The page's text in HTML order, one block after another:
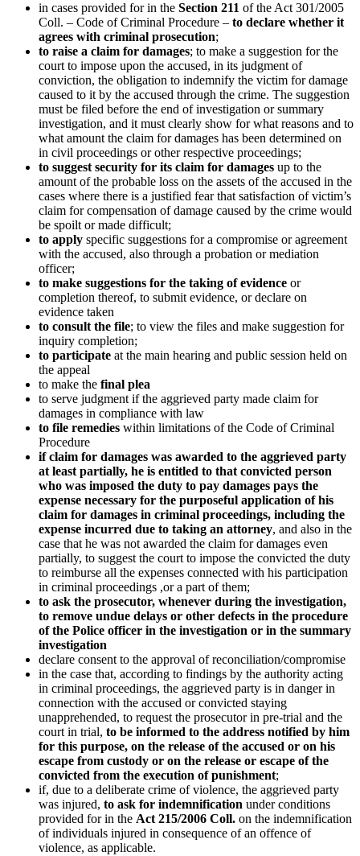
in cases provided for in the Section 211 of the Act 301/2005
Coll. – Code of Criminal Procedure – to declare whether it
agrees with criminal prosecution;
to raise a claim for damages; to make a suggestion for the
court to impose upon the accused, in its judgment of
conviction, the obligation to indemnify the victim for damage
caused to it by the accused through the crime. The suggestion
must be filed before the end of investigation or summary
investigation, and it must clearly show for what reasons and to
what amount the claim for damages has been determined on
in civil proceedings or other respective proceedings;
to suggest security for its claim for damages up to the
amount of the probable loss on the assets of the accused in the
cases where there is a justified fear that satisfaction of victim’s
claim for compensation of damage caused by the crime would
be spoilt or made difficult;
to apply specific suggestions for a compromise or agreement
with the accused, also through a probation or mediation
officer;
to make suggestions for the taking of evidence or
completion thereof, to submit evidence, or declare on
evidence taken
to consult the file; to view the files and make suggestion for
inquiry completion;
to participate at the main hearing and public session held on
the appeal
to make the final plea
to serve judgment if the aggrieved party made claim for
damages in compliance with law
to file remedies within limitations of the Code of Criminal
Procedure
if claim for damages was awarded to the aggrieved party
at least partially, he is entitled to that convicted person
who was imposed the duty to pay damages pays the
expense necessary for the purposeful application of his
claim for damages in criminal proceedings, including the
expense incurred due to taking an attorney, and also in the
case that he was not awarded the claim for damages even
partially, to suggest the court to impose the convicted the duty
to reimburse all the expenses connected with his participation
in criminal proceedings ,or a part of them;
to ask the prosecutor, whenever during the investigation,
to remove undue delays or other defects in the procedure
of the Police officer in the investigation or in the summary
investigation
declare consent to the approval of reconciliation/compromise
in the case that, according to findings by the authority acting
in criminal proceedings, the aggrieved party is in danger in
connection with the accused or convicted staying
unapprehended, to request the prosecutor in pre-trial and the
court in trial, to be informed to the address notified by him
for this purpose, on the release of the accused or on his
escape from custody or on the release or escape of the
convicted from the execution of punishment;
if, due to a deliberate crime of violence, the aggrieved party
was injured, to ask for indemnification under conditions
provided for in the Act 215/2006 Coll. on the indemnification
of individuals injured in consequence of an offence of
violence, as applicable.